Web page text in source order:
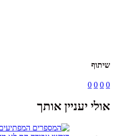
0
0
0
יעניין אותך